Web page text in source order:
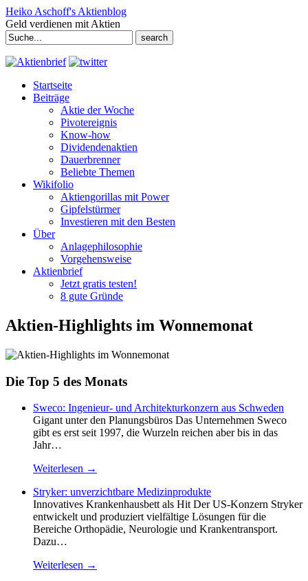
Heiko Aschoff's Aktienblog
Geld verdienen mit Aktien
Search
for:
Startseite
Beiträge
Aktie der Woche
Pivotereignis
Know-how
Dividendenaktien
Dauerbrenner
Beliebte Themen
Wikifolio
Aktiengorillas mit Power
Gipfelstürmer
Investieren mit den Besten
Über
Anlagephilosophie
Vorgehensweise
Aktienbrief
Jetzt gratis testen!
8 gute Gründe
Aktien-Highlights im Wonnemonat
Die Top 5 des Monats
Sweco: Ingenieur- und Architekturkonzern aus Schweden
Gigant unter den Planungsbüros Das Unternehmen Sweco
gibt es erst seit 1997, die Wurzeln reichen aber bis in das
Jahr…
Weiterlesen →
Stryker: unverzichtbare Medizinprodukte
Innovatives Krankenhausbett als Hit Der US-Konzern Stryker
entwickelt und produziert vielfältige Lösungen für die
Bereiche Orthopädie, Neurologie und Krankentransport.
Dazu…
Weiterlesen →